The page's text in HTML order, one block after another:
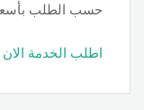
حسب الطلب
اطلب الخدمة الان